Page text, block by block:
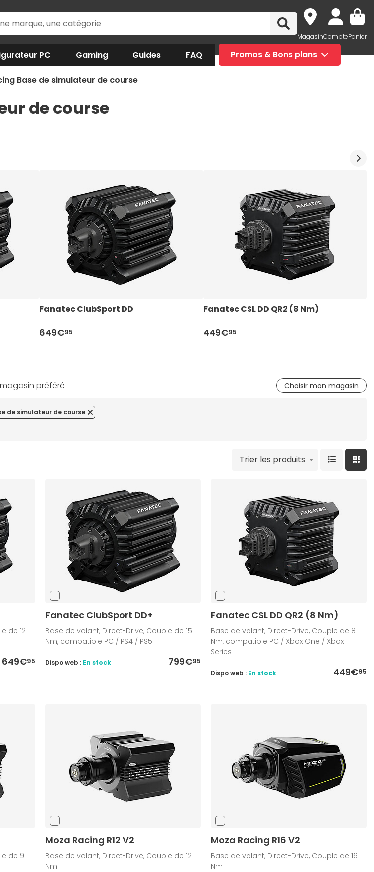
MagasinComptePanier
PC Gaming Guides FAQ Promos & Bons plans
Base de simulateur de course
de course
Fanatec ClubSport DD
649€95
Fanatec CSL DD QR2 (8 Nm)
449€95
préféré Choisir mon magasin
de simulateur de course
Trier les produits
de 12
649€95
Fanatec ClubSport DD+
Base de volant, Direct-Drive, Couple de 15
Nm, compatible PC / PS4 / PS5
799€95
Dispo web : En stock
Fanatec CSL DD QR2 (8 Nm)
Base de volant, Direct-Drive, Couple de 8
Nm, compatible PC / Xbox One / Xbox
Series
449€95
Dispo web : En stock
de 9
Moza Racing R12 V2
Base de volant, Direct-Drive, Couple de 12
Nm
Moza Racing R16 V2
Base de volant, Direct-Drive, Couple de 16
Nm